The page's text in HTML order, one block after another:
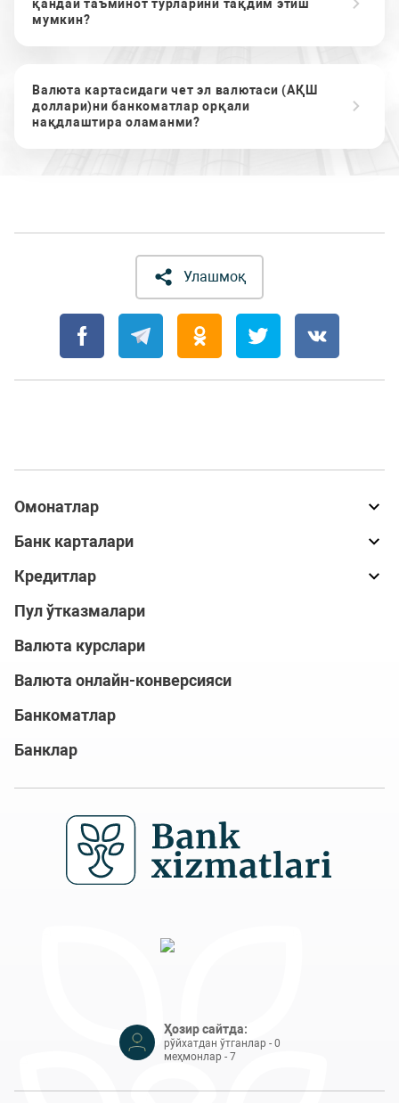
қандай таъминот турларини тақдим этиш
мумкин?
Валюта картасидаги чет эл валютаси (АҚШ
доллари)ни банкоматлар орқали
нақдлаштира оламанми?
Улашмоқ
Омонатлар
Банк карталари
Кредитлар
Пул ўтказмалари
Валюта курслари
Валюта онлайн-конверсияси
Банкоматлар
Банклар
Ҳозир сайтда:
рўйхатдан ўтганлар - 0
меҳмонлар - 7